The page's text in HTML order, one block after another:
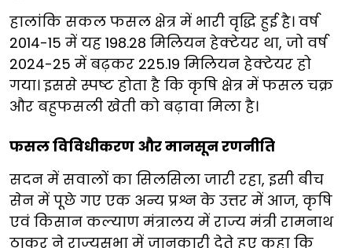
हालांकि सकल फसल क्षेत्र में भारी वृद्धि हुई है। वर्ष
2014-15 में यह 198.28 मिलियन हेक्टेयर था, जो वर्ष
2024-25 में बढ़कर 225.19 मिलियन हेक्टेयर हो
गया। इससे स्पष्ट होता है कि कृषि क्षेत्र में फसल चक्र
और बहुफसली खेती को बढ़ावा मिला है।
फसल विविधीकरण और मानसून रणनीति
सदन में सवालों का सिलसिला जारी रहा, इसी बीच
सेन में पूछे गए एक अन्य प्रश्न के उत्तर में आज, कृषि
एवं किसान कल्याण मंत्रालय में राज्य मंत्री रामनाथ
ठाकुर ने राज्यसभा में जानकारी देते हुए कहा कि